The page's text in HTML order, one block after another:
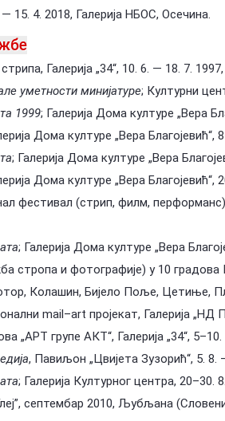
— 15. 4. 2018, Галерија НБОС, Осечина.
Галерија „34“, 10. 6. — 18. 7.
уметности минијатуре; Културни
1999; Галерија Дома културе „Вера
Дома културе „Вера Благојевић“,
; Галерија Дома културе „Вера
Дома културе „Вера
фестивал (стрип, филм,
; Галерија Дома културе „Вера
стропа и фотографије) у 10
Колашин, Бијело Поље, Цетиње,
mail–art пројекат, Галерија „НД
„АРТ групе АКТ“, Галерија „34“,
, Павиљон „Цвијета Зузорић“, 5. 8.
; Галерија Културног центра, 20–30.
септембар 2010, Љубљана